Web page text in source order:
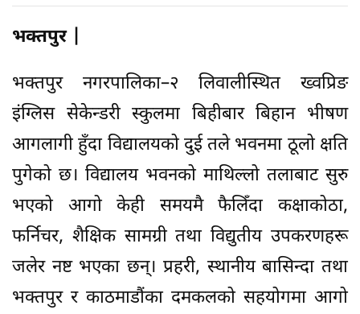
भक्तपुर |
भक्तपुर नगरपालिका–२ लिवालीस्थित ख्वप्रिङ
इंग्लिस सेकेन्डरी स्कुलमा बिहीबार बिहान भीषण
आगलागी हुँदा विद्यालयको दुई तले भवनमा ठूलो क्षति
पुगेको छ। विद्यालय भवनको माथिल्लो तलाबाट सुरु
भएको आगो केही समयमै फैलिँदा कक्षाकोठा,
फर्निचर, शैक्षिक सामग्री तथा विद्युतीय उपकरणहरू
जलेर नष्ट भएका छन्। प्रहरी, स्थानीय बासिन्दा तथा
भक्तपुर र काठमाडौंका दमकलको सहयोगमा आगो